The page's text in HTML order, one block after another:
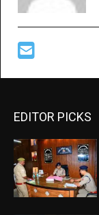
EDITOR PICKS